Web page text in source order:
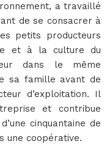
a travaillé
de se consacrer à
petits producteurs
et à la culture du
dans le même
sa famille avant de
d’exploitation. Il
et contribue
cinquantaine de
une coopérative.